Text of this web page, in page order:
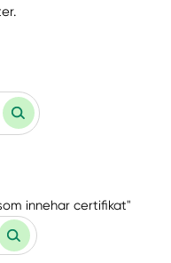
innehar certifikat"